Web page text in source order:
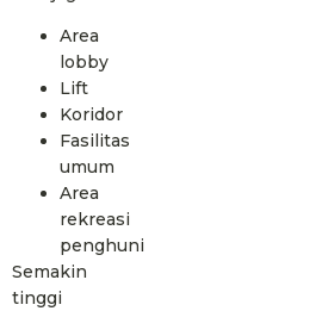
Area
lobby
Lift
Koridor
Fasilitas
umum
Area
rekreasi
penghuni
Semakin
tinggi